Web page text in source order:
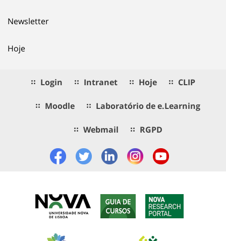
Newsletter
Hoje
Login Intranet Hoje CLIP
Moodle Laboratório de e.Learning
Webmail RGPD